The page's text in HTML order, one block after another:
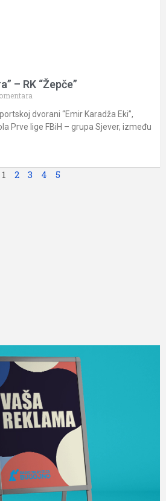
– RK “Žepče”
dvorani “Emir Karadža Eki”,
Prve lige FBiH – grupa Sjever, između
1 2 3 4 5